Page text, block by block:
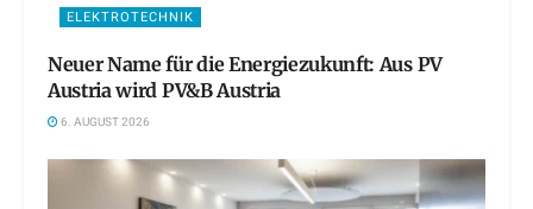
ELEKTROTECHNIK
Neuer Name für die Energiezukunft: Aus PV
Austria wird PV&B Austria
6. AUGUST 2026